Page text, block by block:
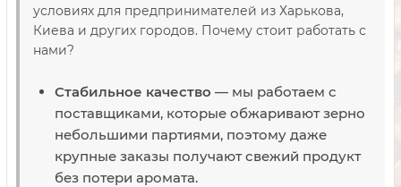
условиях для предпринимателей из Харькова,
Киева и других городов. Почему стоит работать с
нами?
Стабильное качество — мы работаем с
поставщиками, которые обжаривают зерно
небольшими партиями, поэтому даже
крупные заказы получают свежий продукт
без потери аромата.